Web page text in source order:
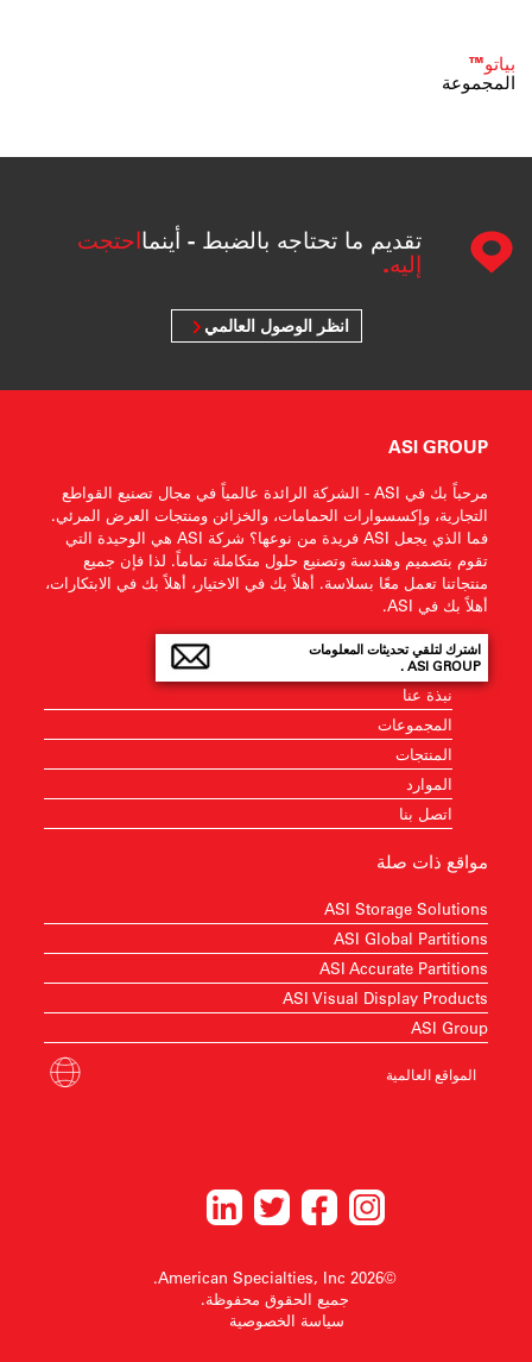
بياتو™
المجموعة
تقديم ما تحتاجه بالضبط - أينمااحتجت
إليه.
انظر الوصول العالمي
ASI GROUP
مرحباً بك في ASI - الشركة الرائدة عالمياً في مجال تصنيع القواطع
التجارية، وإكسسوارات الحمامات، والخزائن ومنتجات العرض المرئي.
فما الذي يجعل ASI فريدة من نوعها؟ شركة ASI هي الوحيدة التي
تقوم بتصميم وهندسة وتصنيع حلول متكاملة تماماً. لذا فإن جميع
منتجاتنا تعمل معًا بسلاسة. أهلاً بك في الاختيار، أهلاً بك في الابتكارات،
أهلاً بك في ASI.
اشترك لتلقي تحديثات المعلومات
ASI GROUP .
نبذة عنا
المجموعات
المنتجات
الموارد
اتصل بنا
مواقع ذات صلة
ASI Storage Solutions
ASI Global Partitions
ASI Accurate Partitions
ASI Visual Display Products
ASI Group
المواقع العالمية
©2026 American Specialties, Inc.
جميع الحقوق محفوظة.
سياسة الخصوصية